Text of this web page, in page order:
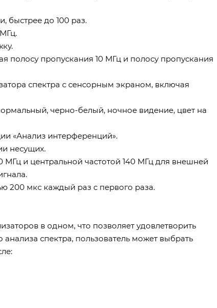
быстрее до 100 раз.
полосу пропускания 10 МГц и полосу пропускания
спектра с сенсорным экраном, включая
черно-белый, ночное видение, цвет на
«Анализ интерференций».
несущих.
и центральной частотой 140 МГц для внешней
200 мкс каждый раз с первого раза.
в одном, что позволяет удовлетворить
спектра, пользователь может выбрать